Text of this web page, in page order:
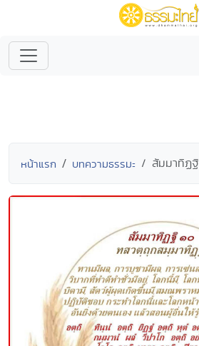
หน้าแรก บทความธรรมะ สัมมาทิฏฐิ